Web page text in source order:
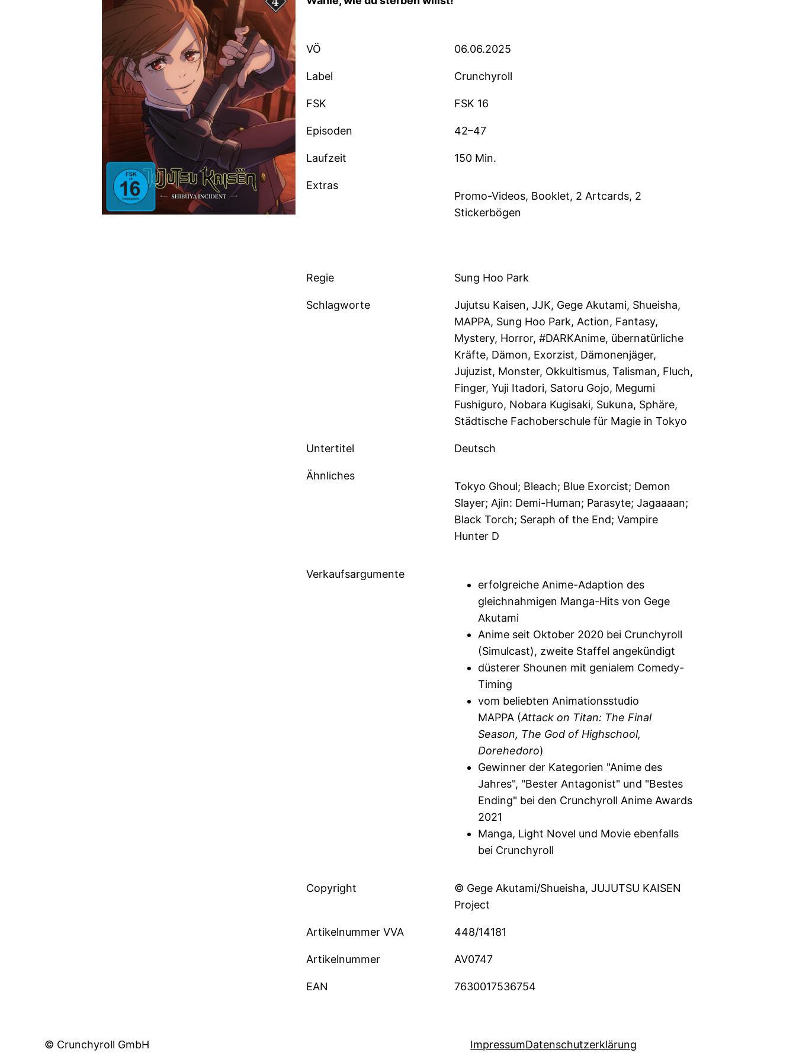
VÖ 06.06.2025
Label Crunchyroll
FSK FSK 16
Episoden 42–47
Laufzeit 150 Min.
Extras
Promo-Videos, Booklet, 2 Artcards, 2
Stickerbögen
Regie Sung Hoo Park
Schlagworte
Jujutsu Kaisen, JJK, Gege Akutami, Shueisha,
MAPPA, Sung Hoo Park, Action, Fantasy,
Mystery, Horror, #DARKAnime, übernatürliche
Kräfte, Dämon, Exorzist, Dämonenjäger,
Jujuzist, Monster, Okkultismus, Talisman, Fluch,
Finger, Yuji Itadori, Satoru Gojo, Megumi
Fushiguro, Nobara Kugisaki, Sukuna, Sphäre,
Städtische Fachoberschule für Magie in Tokyo
Untertitel Deutsch
Ähnliches
Tokyo Ghoul; Bleach; Blue Exorcist; Demon
Slayer; Ajin: Demi-Human; Parasyte; Jagaaaan;
Black Torch; Seraph of the End; Vampire
Hunter D
Verkaufsargumente
erfolgreiche Anime-Adaption des
gleichnahmigen Manga-Hits von Gege
Akutami
Anime seit Oktober 2020 bei Crunchyroll
(Simulcast), zweite Staffel angekündigt
düsterer Shounen mit genialem Comedy-
Timing
vom beliebten Animationsstudio
MAPPA (Attack on Titan: The Final
Season, The God of Highschool,
Dorehedoro)
Gewinner der Kategorien "Anime des
Jahres", "Bester Antagonist" und "Bestes
Ending" bei den Crunchyroll Anime Awards
2021
Manga, Light Novel und Movie ebenfalls
bei Crunchyroll
Copyright
© Gege Akutami/Shueisha, JUJUTSU KAISEN
Project
Artikelnummer VVA 448/14181
Artikelnummer AV0747
EAN 7630017536754
© Crunchyroll GmbH ImpressumDatenschutzerklärung